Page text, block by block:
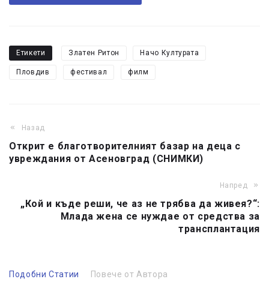
Етикети Златен Ритон Начо Културата
Пловдив фестивал филм
Назад
Открит е благотворителният базар на деца с
увреждания от Асеновград (СНИМКИ)
Напред
„Кой и къде реши, че аз не трябва да живея?“:
Млада жена се нуждае от средства за
трансплантация
Подобни Статии Повече от Автора